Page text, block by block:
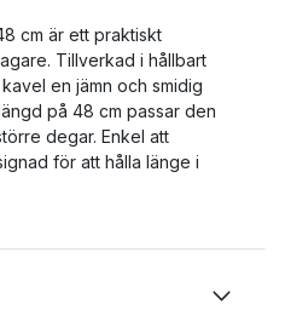
cm är ett praktiskt
Tillverkad i hållbart
en jämn och smidig
på 48 cm passar den
degar. Enkel att
för att hålla länge i